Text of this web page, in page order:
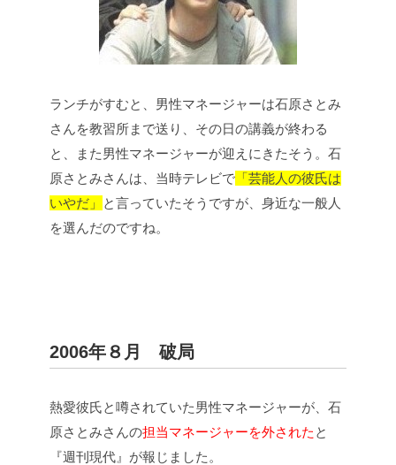
ランチがすむと、男性マネージャーは石原さとみ
さんを教習所まで送り、その日の講義が終わる
と、また男性マネージャーが迎えにきたそう。 石
原さとみさんは、当時テレビで 「芸能人の彼氏は
いやだ」
と言っていたそうですが、身近な一般人
を選んだのですね。
2006年８月 破局
熱愛彼氏と噂されていた男性マネージャーが、石
原さとみさんの担当マネージャーを外された と
『週刊現代』が報じました。